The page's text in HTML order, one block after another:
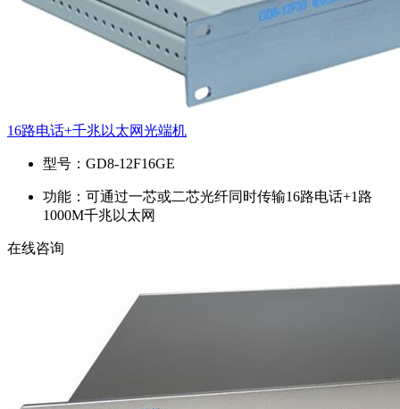
16路电话+千兆以太网光端机
型号： GD8-12F16GE
功能： 可通过一芯或二芯光纤同时传输16路电话+1路
1000M千兆以太网
在线咨询